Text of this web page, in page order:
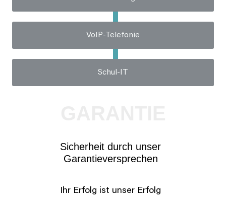
VoIP-Telefonie
Schul-IT
Sicherheit durch unser
Garantieversprechen
Ihr Erfolg ist unser Erfolg